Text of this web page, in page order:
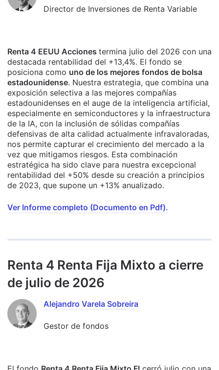
Director de Inversiones de Renta Variable
Renta 4 EEUU Acciones termina julio del 2026 con una
destacada rentabilidad del +13,4%. El fondo se
posiciona como uno de los mejores fondos de bolsa
estadounidense. Nuestra estrategia, que combina una
exposición selectiva a las mejores compañías
estadounidenses en el auge de la inteligencia artificial,
especialmente en semiconductores y la infraestructura
de la IA, con la inclusión de sólidas compañías
defensivas de alta calidad actualmente infravaloradas,
nos permite capturar el crecimiento del mercado a la
vez que mitigamos riesgos. Esta combinación
estratégica ha sido clave para nuestra excepcional
rentabilidad del +50% desde su creación a principios
de 2023, que supone un +13% anualizado.
Ver Informe completo (Documento en Pdf).
Renta 4 Renta Fija Mixto a cierre
de julio de 2026
Alejandro Varela Sobreira
Gestor de fondos